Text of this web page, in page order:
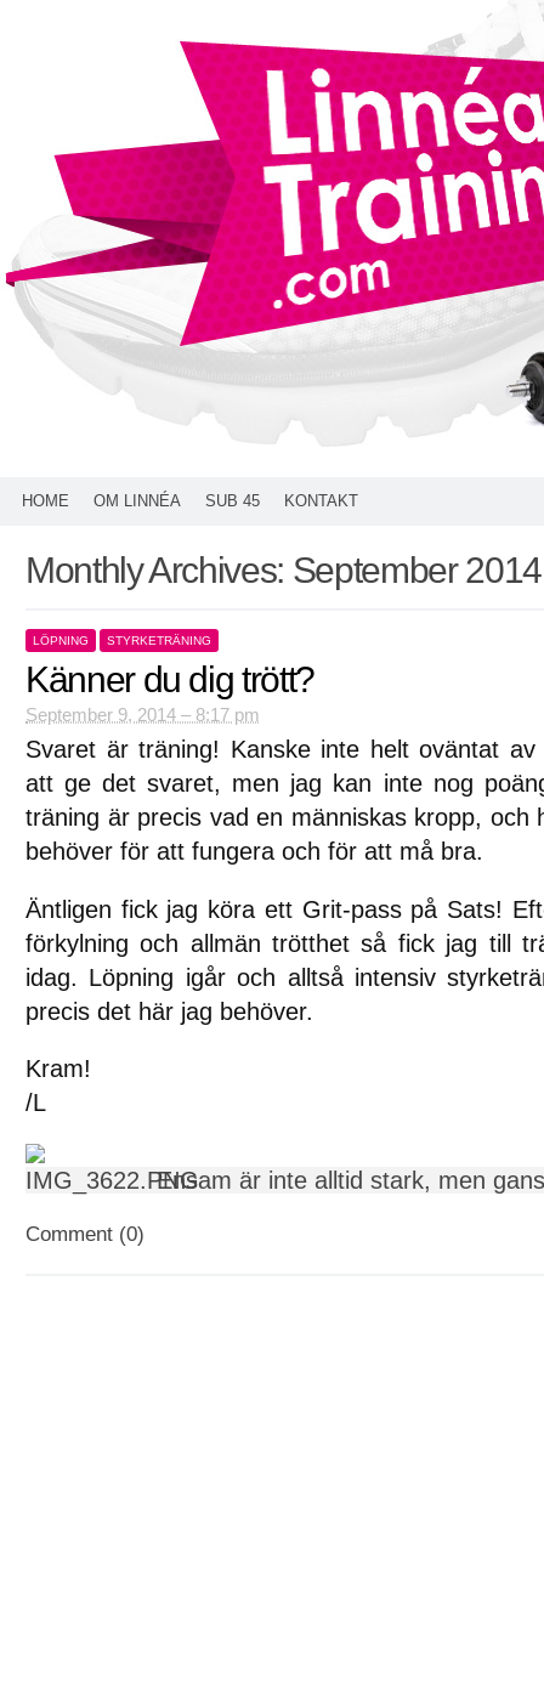
HOME OM LINNÉA SUB 45 KONTAKT
Monthly Archives: September 2014
LÖPNING STYRKETRÄNING
Känner du dig trött?
September 9, 2014 – 8:17 pm
Svaret är träning! Kanske inte helt oväntat av
att ge det svaret, men jag kan inte nog
träning är precis vad en människas kropp, och
behöver för att fungera och för att må bra.
Äntligen fick jag köra ett Grit-pass på Sats!
förkylning och allmän trötthet så fick jag till
idag. Löpning igår och alltså intensiv
precis det här jag behöver.
Kram!
/L
Ensam är inte alltid stark, men
Comment (0)